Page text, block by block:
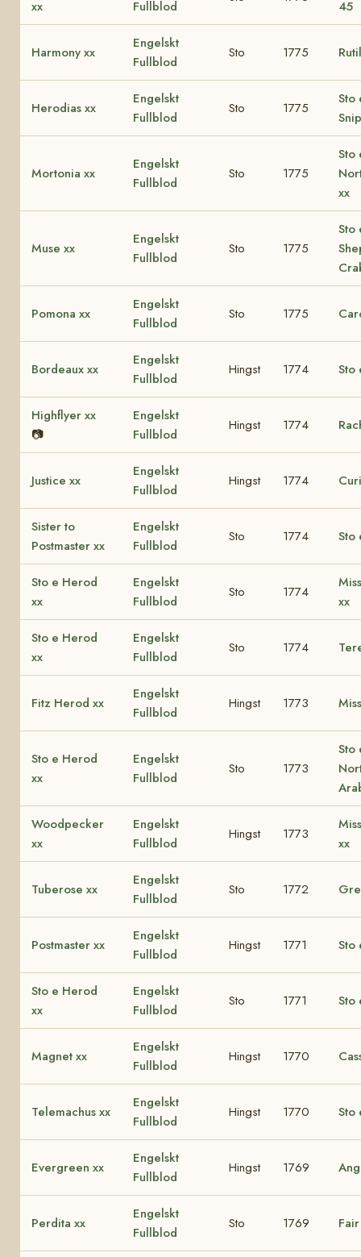
xx Fullblod 45
Harmony xx
Engelskt
Fullblod
Sto 1775
Herodias xx
Engelskt
Fullblod
Sto 1775
Sto
Mortonia xx
Engelskt
Fullblod
Sto 1775
Sto
xx
Muse xx
Engelskt
Fullblod
Sto 1775
Sto
Pomona xx
Engelskt
Fullblod
Sto 1775
Bordeaux xx
Engelskt
Fullblod
Hingst 1774 Sto
Highflyer xx
📷
Engelskt
Fullblod
Hingst 1774
Justice xx
Engelskt
Fullblod
Hingst 1774
Sister to
Postmaster xx
Engelskt
Fullblod
Sto 1774 Sto
Sto e Herod
xx
Engelskt
Fullblod
Sto 1774
xx
Sto e Herod
xx
Engelskt
Fullblod
Sto 1774
Fitz Herod xx
Engelskt
Fullblod
Hingst 1773
Sto e Herod
xx
Engelskt
Fullblod
Sto 1773
Sto
Woodpecker
xx
Engelskt
Fullblod
Hingst 1773
xx
Tuberose xx
Engelskt
Fullblod
Sto 1772
Postmaster xx
Engelskt
Fullblod
Hingst 1771 Sto
Sto e Herod
xx
Engelskt
Fullblod
Sto 1771 Sto
Magnet xx
Engelskt
Fullblod
Hingst 1770
Telemachus xx
Engelskt
Fullblod
Hingst 1770 Sto
Evergreen xx
Engelskt
Fullblod
Hingst 1769
Perdita xx
Engelskt
Fullblod
Sto 1769